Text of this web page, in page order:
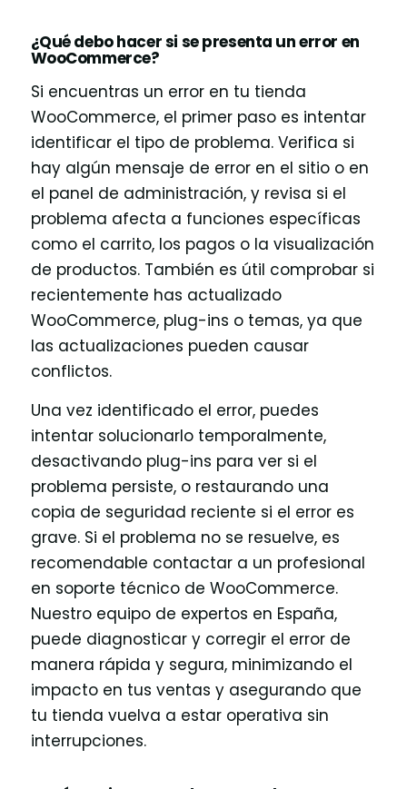
¿Qué debo hacer si se presenta un error en
WooCommerce?
Si encuentras un error en tu tienda
WooCommerce, el primer paso es intentar
identificar el tipo de problema. Verifica si
hay algún mensaje de error en el sitio o en
el panel de administración, y revisa si el
problema afecta a funciones específicas
como el carrito, los pagos o la visualización
de productos. También es útil comprobar si
recientemente has actualizado
WooCommerce, plug-ins o temas, ya que
las actualizaciones pueden causar
conflictos.
Una vez identificado el error, puedes
intentar solucionarlo temporalmente,
desactivando plug-ins para ver si el
problema persiste, o restaurando una
copia de seguridad reciente si el error es
grave. Si el problema no se resuelve, es
recomendable contactar a un profesional
en soporte técnico de WooCommerce.
Nuestro equipo de expertos en España,
puede diagnosticar y corregir el error de
manera rápida y segura, minimizando el
impacto en tus ventas y asegurando que
tu tienda vuelva a estar operativa sin
interrupciones.